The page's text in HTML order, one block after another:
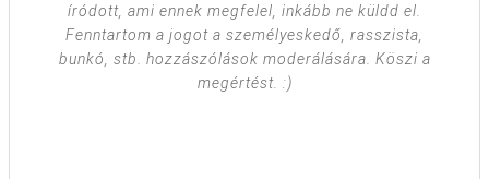
íródott, ami ennek megfelel, inkább ne küldd el.
Fenntartom a jogot a személyeskedő, rasszista,
bunkó, stb. hozzászólások moderálására. Köszi a
megértést. :)